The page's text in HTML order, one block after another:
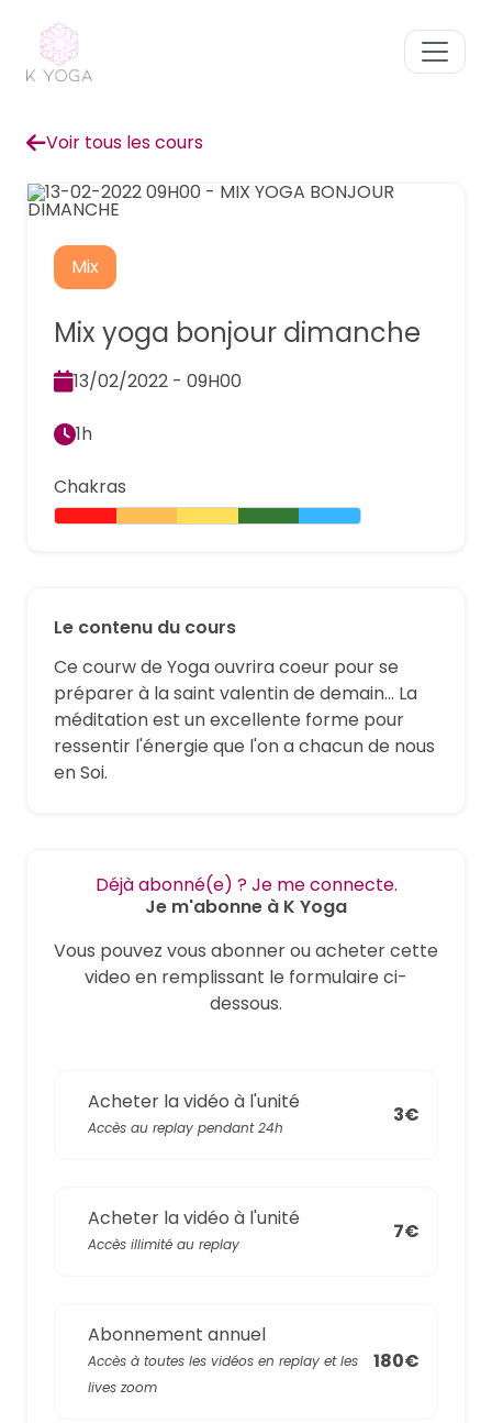
Voir tous les cours
Mix
Chakras
Mix yoga bonjour dimanche
13/02/2022 - 09H00
1h
Le contenu du cours
Ce courw de Yoga ouvrira coeur pour se
préparer à la saint valentin de demain... La
méditation est un excellente forme pour
ressentir l'énergie que l'on a chacun de nous
en Soi.
Déjà abonné(e) ? Je me connecte.
Je m'abonne à K Yoga
Vous pouvez vous abonner ou acheter cette
video en remplissant le formulaire ci-
dessous.
Acheter la vidéo à l'unité
Accès au replay pendant 24h
3€
Acheter la vidéo à l'unité
Accès illimité au replay
7€
Abonnement annuel
Accès à toutes les vidéos en replay et les
lives zoom
180€